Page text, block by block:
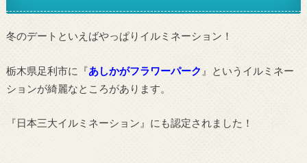
冬のデートといえばやっぱりイルミネーション！
栃木県足利市に『あしかがフラワーパーク 』というイルミネー
ションが綺麗なところがあります。
『日本三大イルミネーション』にも認定されました！